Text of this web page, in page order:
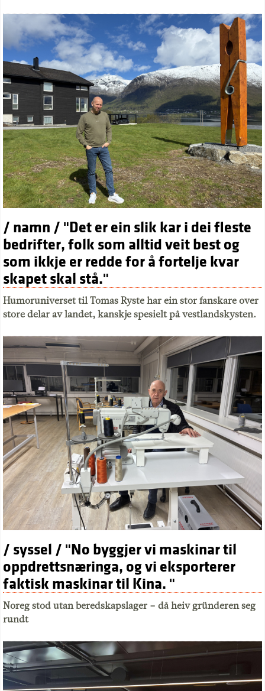
/ namn / "Det er ein slik kar i dei fleste
bedrifter, folk som alltid veit best og
som ikkje er redde for å fortelje kvar
skapet skal stå."
Humoruniverset til Tomas Ryste har ein stor fanskare over
store delar av landet, kanskje spesielt på vestlandskysten.
/ syssel / "No byggjer vi maskinar til
oppdrettsnæringa, og vi eksporterer
faktisk maskinar til Kina. "
Noreg stod utan beredskapslager – då heiv gründeren seg
rundt